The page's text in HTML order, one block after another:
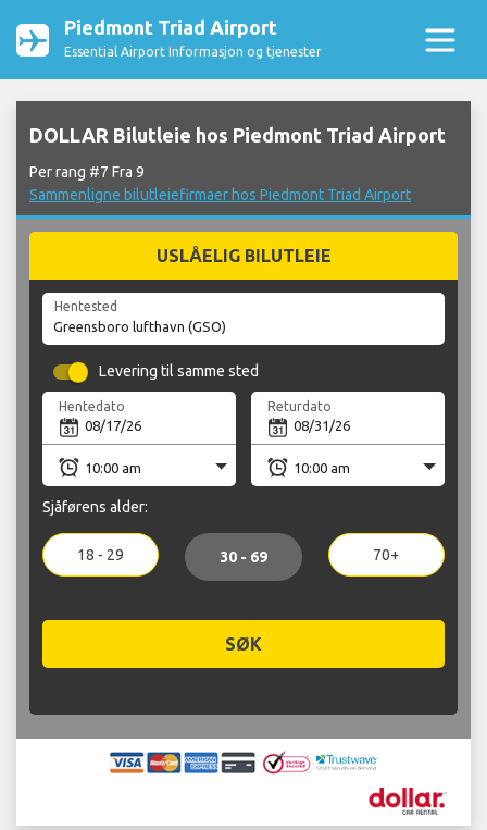
Piedmont Triad Airport
Essential Airport Informasjon og tjenester
DOLLAR Bilutleie hos Piedmont Triad Airport
Per rang #7 Fra 9
Sammenligne bilutleiefirmaer hos Piedmont Triad Airport
USLÅELIG BILUTLEIE
Hentested
Levering til samme sted
Hentedato Returdato
Sjåførens alder:
18 - 29 30 - 69 70+
SØK